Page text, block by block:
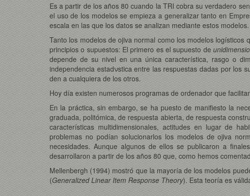
Es a partir de los años 80 cuando la TRI cobra su verdadero
el uso de los modelos se empieza a generalizar tanto en
escala en las que los datos se analizan mediante estos modelos.
Tanto los modelos de ojiva normal como los modelos
principios o supuestos: El primero es el supuesto de
depende de su nivel en una única característica, rasgo o
independencia estadνstica entre las respuestas dadas por los
den a cualquiera de los otros.
Hoy día existen numerosos programas de ordenador que
En la práctica, sin embargo, se ha puesto de manifiesto la
graduada, politómica, de respuesta abierta, de respuesta
características multidimensionales, actitudes en lugar de
problemas no podían solucionarlos los modelos de ojiva
necesidades. Aunque algunos de ellos se publicaron a
desarrollaron a partir de los años 80 que, como hemos
Mellenbergh (1994) mostró que la mayoría de los modelos
(Generalized Linear Item Response Theory). Esta teoría es